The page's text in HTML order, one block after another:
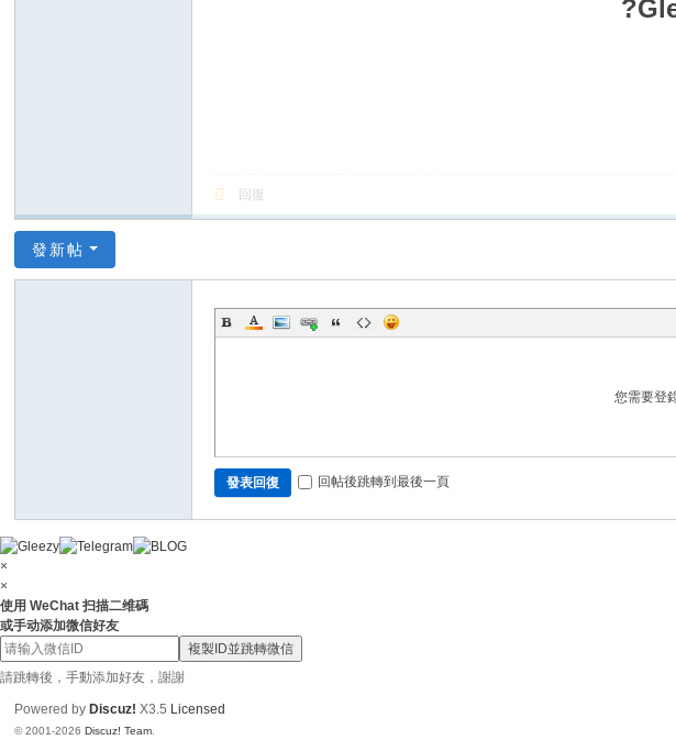
：
N
回復
發新帖
您需要登
發表回復 回帖後跳轉到最後一頁
×
×
使用 WeChat 扫描二维碼
或手动添加微信好友
複製ID並跳轉微信
請跳轉後，手動添加好友，謝謝
Powered by Discuz! X3.5 Licensed
© 2001-2026Discuz! Team